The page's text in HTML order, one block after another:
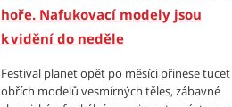
hoře. Nafukovací modely jsou
k vidění do neděle
Festival planet opět po měsíci přinese tucet
obřích modelů vesmírných těles, zábavné